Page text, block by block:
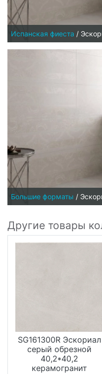
Испанская фиеста /
Большие форматы /
Другие товары
SG161300R Эскориал
серый обрезной
40,2*40,2
керамогранит